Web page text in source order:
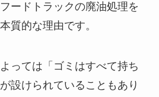
ードトラックの廃油処理を
質的な理由です。
っては「ゴミはすべて持ち
設けられていることもあり